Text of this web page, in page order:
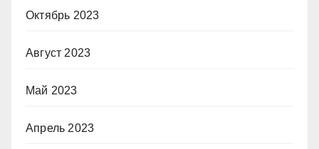
Октябрь 2023
Август 2023
Май 2023
Апрель 2023